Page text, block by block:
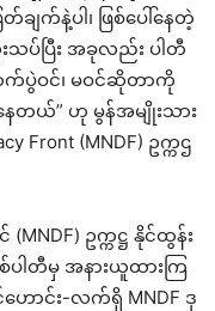
ျက်နဲ့ပါ၊ ဖြစ်ပေါ်နေတဲ့
ပ်ပြီး အခုလည်း ပါတီ
က်ပွဲဝင်၊ မဝင်ဆိုတာကို
တယ်” ဟု မွန်အမျိုးသား
Front (MNDF) ဥက္ကဌ
ဥက္ကဋ္ဌ နိုင်ထွန်း
ပါတီမှ အနားယူထားကြ
ာင်း-လက်ရှိ MNDF ဒု